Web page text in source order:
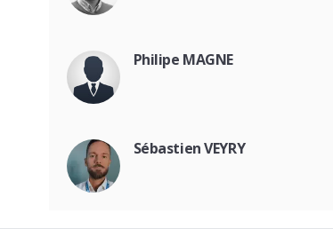
Philipe MAGNE
Sébastien VEYRY